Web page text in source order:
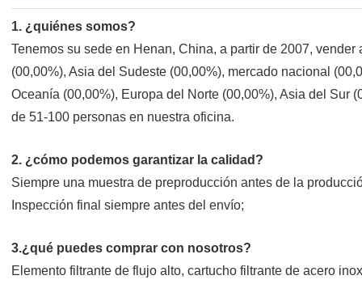
1. ¿quiénes somos?
Tenemos su sede en Henan, China, a partir de 2007,
(00,00%), Asia del Sudeste (00,00%), mercado nacional
Oceanía (00,00%), Europa del Norte (00,00%), Asia del Sur
de 51-100 personas en nuestra oficina.
2. ¿cómo podemos garantizar la calidad?
Siempre una muestra de preproducción antes de la
Inspección final siempre antes del envío;
3.¿qué puedes comprar con nosotros?
Elemento filtrante de flujo alto, cartucho filtrante de acero